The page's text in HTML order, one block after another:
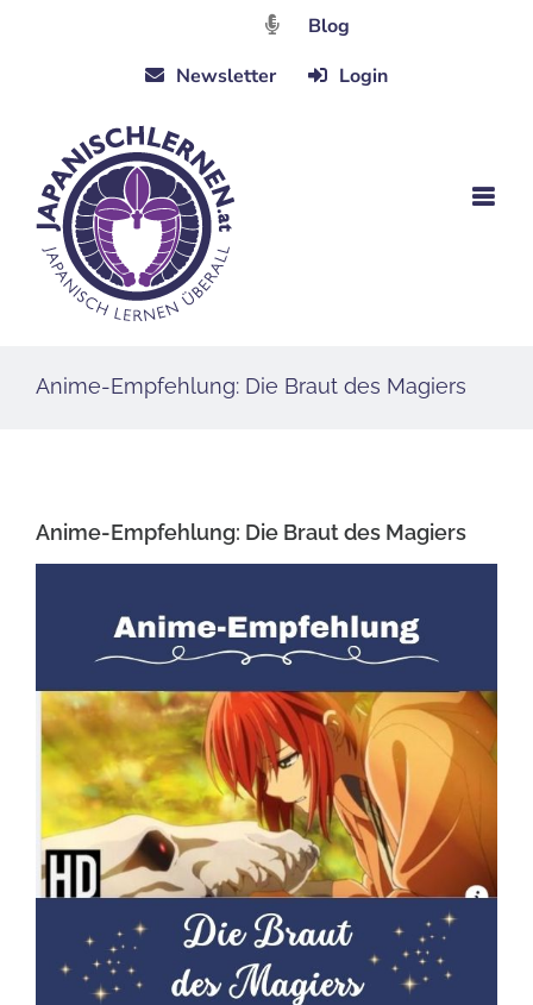
Blog
Newsletter
Login
Anime-Empfehlung: Die Braut des Magiers
Anime-Empfehlung: Die Braut des Magiers